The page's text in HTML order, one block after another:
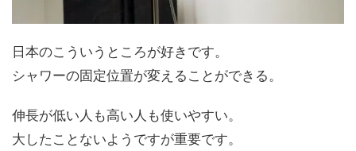
日本のこういうところが好きです。
シャワーの固定位置が変えることができる。
伸長が低い人も高い人も使いやすい。
大したことないようですが重要です。